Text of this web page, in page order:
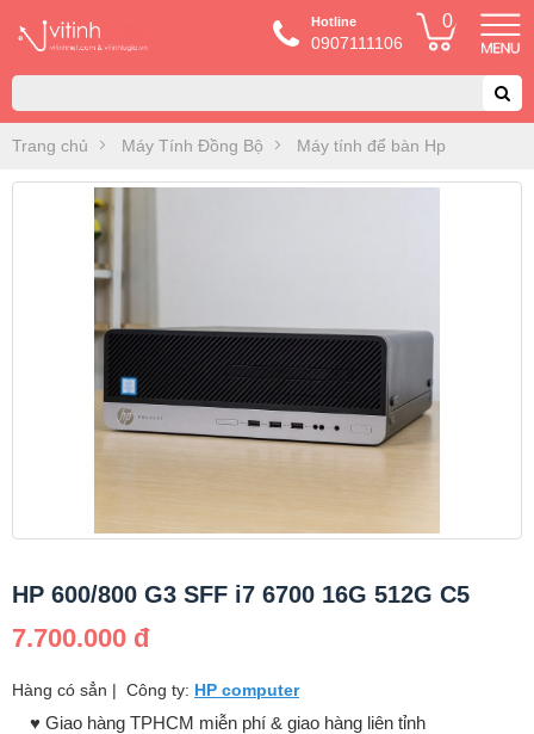
Hotline
0907111106
0
Trang chủ Máy Tính Đồng Bộ Máy tính để bàn Hp
HP 600/800 G3 SFF i7 6700 16G 512G C5
7.700.000 đ
Hàng có sẳn | Công ty: HP computer
♥️ Giao hàng TPHCM miễn phí & giao hàng liên tỉnh